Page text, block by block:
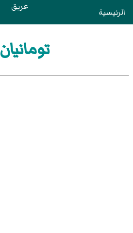
الرئيسية عريق
تومانيان